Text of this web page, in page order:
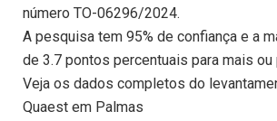
número TO-06296/2024.
A pesquisa tem 95% de confiança e a
de 3.7 pontos percentuais para mais ou
Veja os dados completos do
Quaest em Palmas